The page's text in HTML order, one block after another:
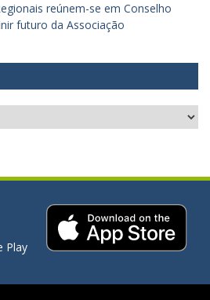
reúnem-se em Conselho
futuro da Associação